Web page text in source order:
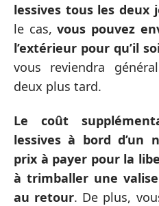
lessives tous les deux
le cas,vous pouvez
l’extérieur pour qu’il
vous reviendra
deux plus tard.
Le coût
lessives à bord d’un
prix à payer pour la
à trimballer une
au retour. De plus,